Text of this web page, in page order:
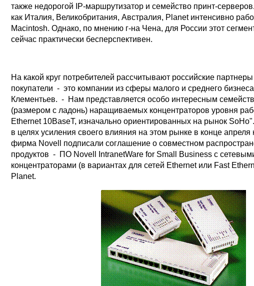
также недорогой IP-маршрутизатор и семейство принт-
как Италия, Великобритания, Австралия, Planet интенсивно
Macintosh. Однако, по мнению г-на Чена, для России этот
сейчас практически бесперспективен.
На какой круг потребителей рассчитывают российские
покупатели - это компании из сферы малого и среднего
Клементьев. - Нам представляется особо интересным
(размером с ладонь) наращиваемых концентраторов уровня
Ethernet 10BaseT, изначально ориентированных на рынок
в целях усиления своего влияния на этом рынке в конце
фирма Novell подписали соглашение о совместном
продуктов - ПО Novell IntranetWare for Small Business с
концентраторами (в вариантах для сетей Ethernet или Fast
Planet.